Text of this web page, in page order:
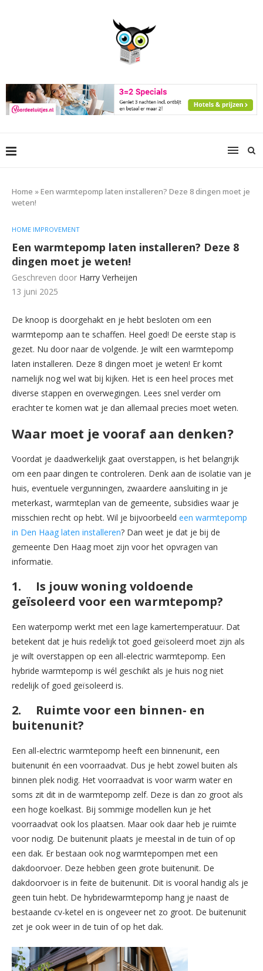
Home »Een warmtepomp laten installeren? Deze 8 dingen moet je
weten!
HOME IMPROVEMENT
Een warmtepomp laten installeren? Deze 8
dingen moet je weten!
Geschreven door Harry Verheijen
13 juni 2025
De knoop is doorgehakt en je hebt besloten om een
warmtepomp aan te schaffen. Heel goed! De eerste stap is
gezet. Nu door naar de volgende. Je wilt een warmtepomp
laten installeren. Deze 8 dingen moet je weten! Er komt
namelijk nog wel wat bij kijken. Het is een heel proces met
diverse stappen en overwegingen. Lees snel verder om
erachter te komen wat je dan allemaal precies moet weten.
Waar moet je vooraf aan denken?
Voordat je daadwerkelijk gaat overstappen, is het belangrijk
om een paar dingen te controleren. Denk aan de isolatie van je
huis, eventuele vergunningen, zwaardere aansluiting in je
meterkast, warmteplan van de gemeente, subsidies waar je
misschien recht op hebt. Wil je bijvoorbeeld een warmtepomp
in Den Haag laten installeren? Dan weet je dat je bij de
gemeente Den Haag moet zijn voor het opvragen van
informatie.
1. Is jouw woning voldoende
geïsoleerd voor een warmtepomp?
Een waterpomp werkt met een lage kamertemperatuur. Dat
betekent dat je huis redelijk tot goed geïsoleerd moet zijn als
je wilt overstappen op een all-electric warmtepomp. Een
hybride warmtepomp is wél geschikt als je huis nog niet
redelijk of goed geïsoleerd is.
2. Ruimte voor een binnen- en
buitenunit?
Een all-electric warmtepomp heeft een binnenunit, een
buitenunit én een voorraadvat. Dus je hebt zowel buiten als
binnen plek nodig. Het voorraadvat is voor warm water en
soms zit dit in de warmtepomp zelf. Deze is dan zo groot als
een hoge koelkast. Bij sommige modellen kun je het
voorraadvat ook los plaatsen. Maar ook daar heb je ruimte
voor nodig. De buitenunit plaats je meestal in de tuin of op
een dak. Er bestaan ook nog warmtepompen met een
dakdoorvoer. Deze hebben geen grote buitenunit. De
dakdoorvoer is in feite de buitenunit. Dit is vooral handig als je
geen tuin hebt. De hybridewarmtepomp hang je naast de
bestaande cv-ketel en is ongeveer net zo groot. De buitenunit
zet je ook weer in de tuin of op het dak.